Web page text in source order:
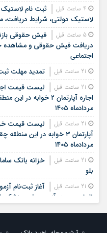
لاستیک دولتی، شرایط دریافت،
فیش حقوقی
دریافت فیش حقوقی و مشاهده
اجتماعی
تمدید مهلت
لیست قیمت
اجاره آپارتمان ۲
مردادماه ۱۴۰۵
لیست قیمت
آپارتمان ۳ خوابه در این
مردادماه ۱۴۰۵
خزانه بانک
بلو
آغاز ثبت‌نام
نام‌نویسی در آزمون علوم پزشکی
21 ساعت قبل
زمان فروش